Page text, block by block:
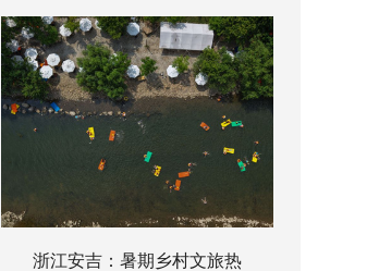
浙江安吉：暑期乡村文旅热